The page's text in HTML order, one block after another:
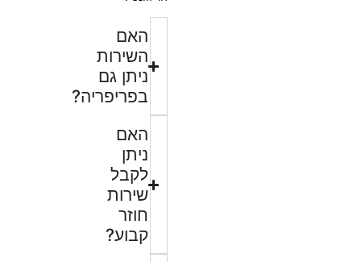
האם
השירות
ניתן גם
בפריפריה?
האם
ניתן
לקבל
שירות
חוזר
קבוע?